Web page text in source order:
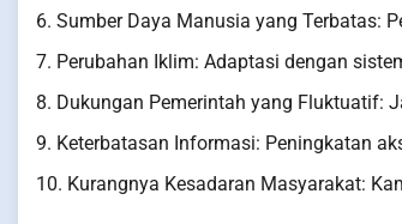
6. Sumber Daya Manusia yang Terbatas:
7. Perubahan Iklim: Adaptasi dengan
8. Dukungan Pemerintah yang Fluktuatif:
9. Keterbatasan Informasi: Peningkatan
10. Kurangnya Kesadaran Masyarakat: